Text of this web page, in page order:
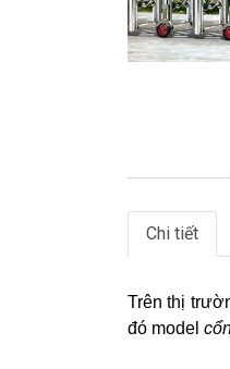
Chi tiết
Trên thị
đó model